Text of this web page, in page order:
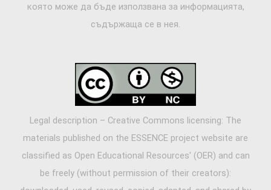
която може да бъде използвана за информацията,
съдържаща се в нея.
Legal description – Creative Commons licensing: The
materials published on the ESSENCE project website are
classified as Open Educational Resources' (OER) and can
be freely (without permission of their creators):